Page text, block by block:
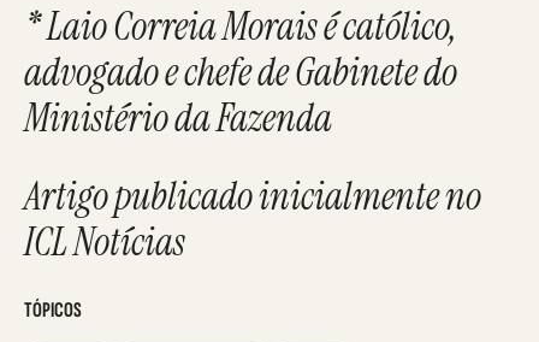
* Laio Correia Morais é católico,
advogado e chefe de Gabinete do
Ministério da Fazenda
Artigo publicado inicialmente no
ICL Notícias
TÓPICOS